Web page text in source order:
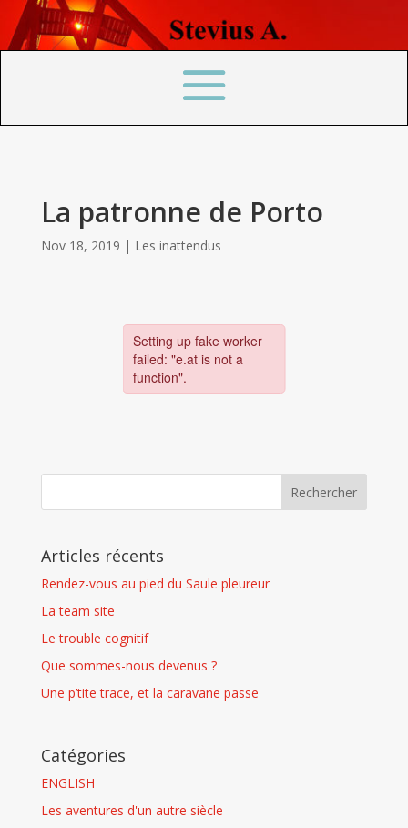
La patronne de Porto
Nov 18, 2019 | Les inattendus
Articles récents
Rendez-vous au pied du Saule pleureur
La team site
Le trouble cognitif
Que sommes-nous devenus ?
Une p’tite trace, et la caravane passe
Catégories
ENGLISH
Les aventures d'un autre siècle